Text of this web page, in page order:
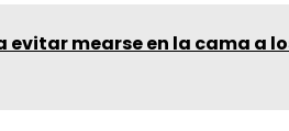
evitar mearse en la cama a